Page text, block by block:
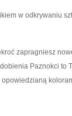
w odkrywaniu
zapragniesz
Paznokci to